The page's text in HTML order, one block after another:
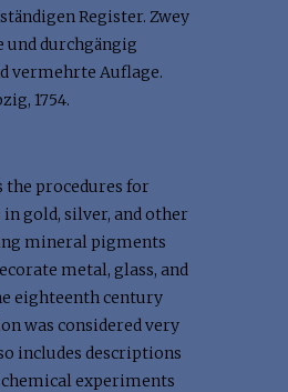
Register. Zwey
und durchgängig
vermehrte Auflage.
1754.
the procedures for
gold, silver, and other
mineral pigments
metal, glass, and
eighteenth century
was considered very
includes descriptions
experiments